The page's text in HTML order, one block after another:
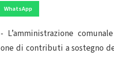
WhatsApp
L’amministrazione
di contributi a sostegno